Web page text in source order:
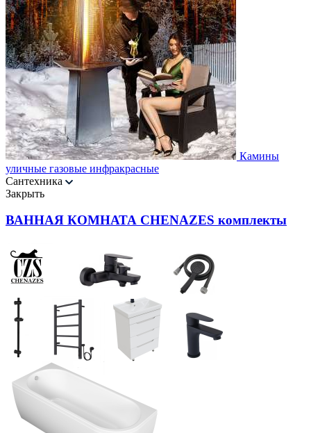
Камины
уличные газовые инфракрасные
Сантехника
Закрыть
ВАННАЯ КОМНАТА CHENAZES комплекты